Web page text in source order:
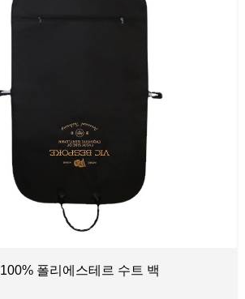
100% 폴리에스테르 수트 백